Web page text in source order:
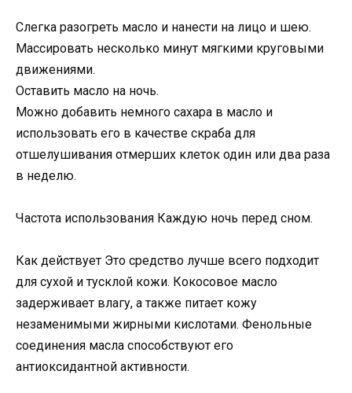
Слегка разогреть масло и нанести на лицо и шею.
Массировать несколько минут мягкими круговыми
движениями.
Оставить масло на ночь.
Можно добавить немного сахара в масло и
использовать его в качестве скраба для
отшелушивания отмерших клеток один или два раза
в неделю.
Частота использования Каждую ночь перед сном.
Как действует Это средство лучше всего подходит
для сухой и тусклой кожи. Кокосовое масло
задерживает влагу, а также питает кожу
незаменимыми жирными кислотами. Фенольные
соединения масла способствуют его
антиоксидантной активности.